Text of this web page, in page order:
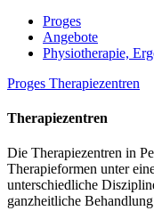
Proges
Angebote
Physiotherapie,
Proges Therapiezentren
Therapiezentren
Die Therapiezentren in
Therapieformen unter
unterschiedliche
ganzheitliche